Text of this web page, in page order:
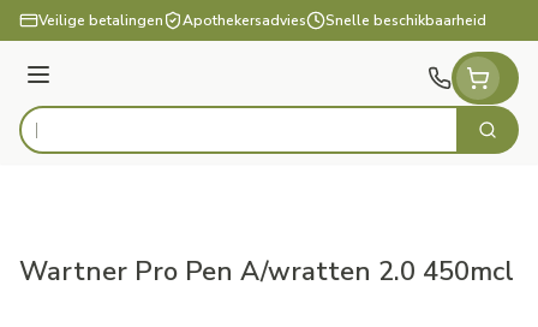
Ga naar de inhoud
Veilige betalingen Apothekersadvies Snelle beschikbaarheid
Menu
Product, merk, categorie... Zoek
Wartner Pro Pen A/wratten 2.0 450mcl